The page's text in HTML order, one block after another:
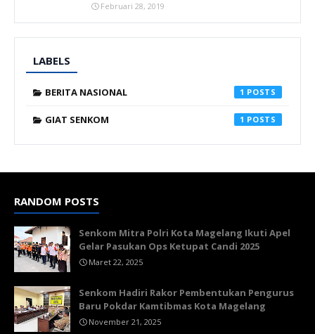
Februari 28, 2019
LABELS
BERITA NASIONAL 1
GIAT SENKOM 1
RANDOM POSTS
Senkom Mitra Polri Kota Magelang Ikuti Apel
Gelar Pasukan Ops Ketupat Candi 2025
Maret 22, 2025
Senkom Hadiri Rakor Pembentukan Pengurus
Baru Pokdar Kamtibmas Kota Magelang
November 21, 2025